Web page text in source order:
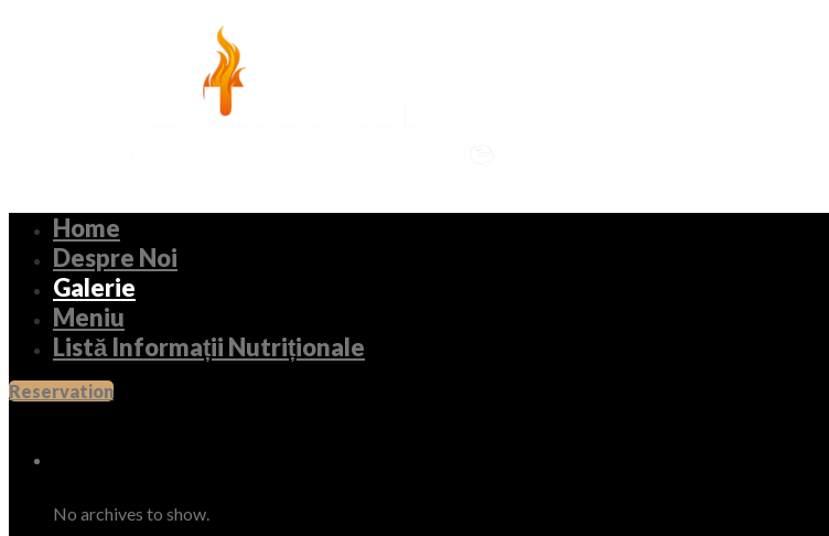
Home
Despre Noi
Galerie
Meniu
Listă Informații Nutriționale
Reservation
No archives to show.